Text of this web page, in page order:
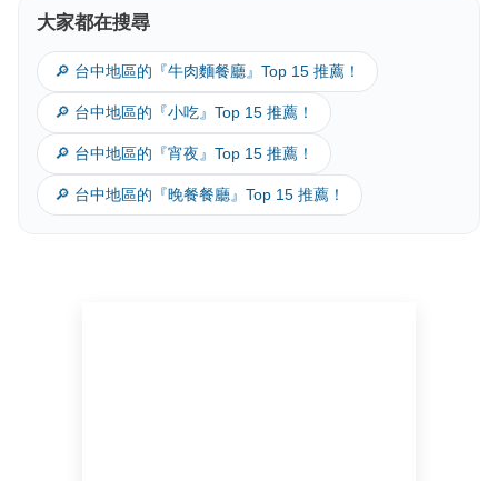
大家都在搜尋
🔎 台中地區的『牛肉麵餐廳』Top 15 推薦！
🔎 台中地區的『小吃』Top 15 推薦！
🔎 台中地區的『宵夜』Top 15 推薦！
🔎 台中地區的『晚餐餐廳』Top 15 推薦！